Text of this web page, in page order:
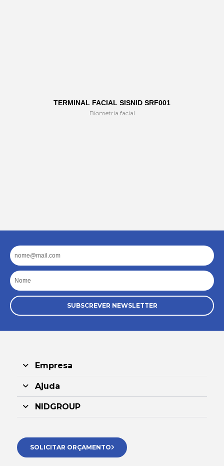
TERMINAL FACIAL SISNID SRF001
Biometria facial
Email
Nome
SUBSCREVER NEWSLETTER
Empresa
Ajuda
NIDGROUP
SOLICITAR ORÇAMENTO